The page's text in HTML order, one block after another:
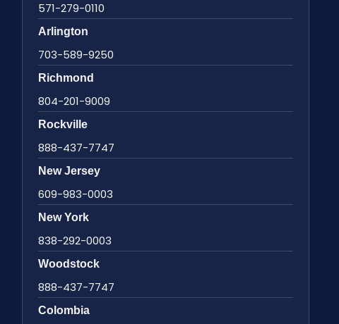
571-279-0110
Arlington
703-589-9250
Richmond
804-201-9009
Rockville
888-437-7747
New Jersey
609-983-0003
New York
838-292-0003
Woodstock
888-437-7747
Colombia